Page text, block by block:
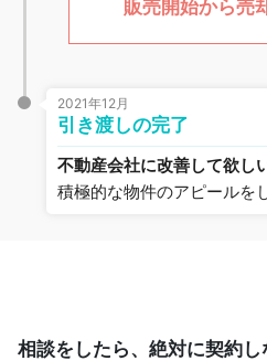
販売開始から売
2021年12月
引き渡しの完了
不動産会社に改善して欲し
積極的な物件のアピールを
相談をしたら、絶対に契約し